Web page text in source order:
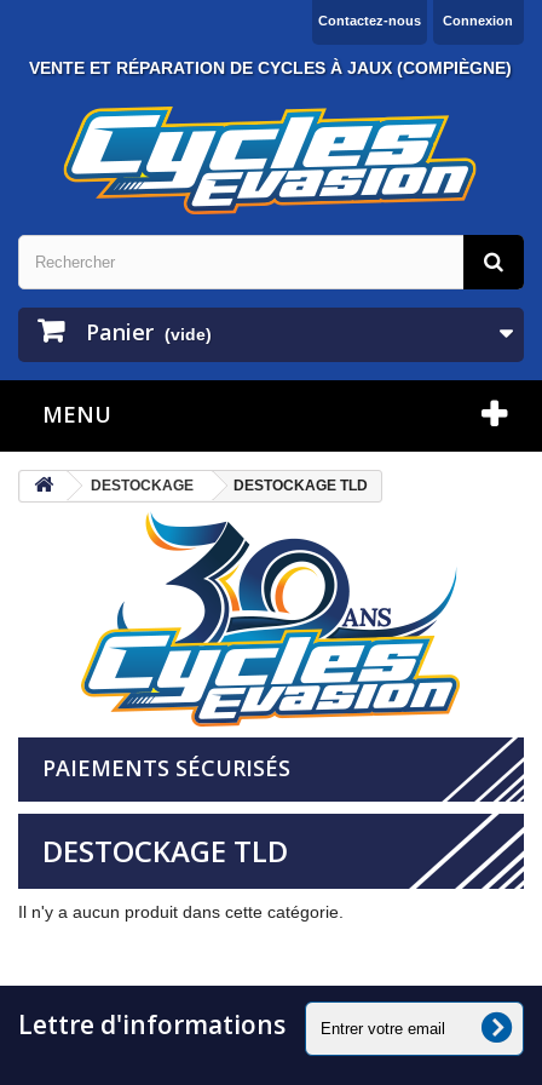
Connexion
Contactez-nous
VENTE ET RÉPARATION DE CYCLES À JAUX (COMPIÈGNE)
Panier (vide)
MENU
DESTOCKAGE DESTOCKAGE TLD
PAIEMENTS SÉCURISÉS
DESTOCKAGE TLD
Il n'y a aucun produit dans cette catégorie.
Lettre d'informations